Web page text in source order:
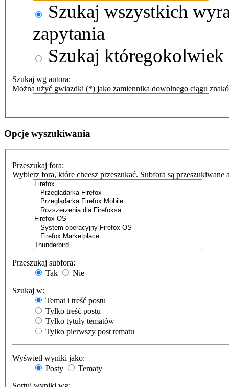
Szukaj wszystkich
zapytania
Szukaj któregokolwiek
Szukaj wg autora:
Można użyć gwiazdki (*) jako zamiennika dowolnego ciągu
Opcje wyszukiwania
Przeszukaj fora:
Wybierz fora, które chcesz przeszukać. Subfora są
Przeszukaj subfora:
Tak
Nie
Szukaj w:
Temat i treść postu
Tylko treść postu
Tylko tytuły tematów
Tylko pierwszy post tematu
Wyświetl wyniki jako:
Posty
Tematy